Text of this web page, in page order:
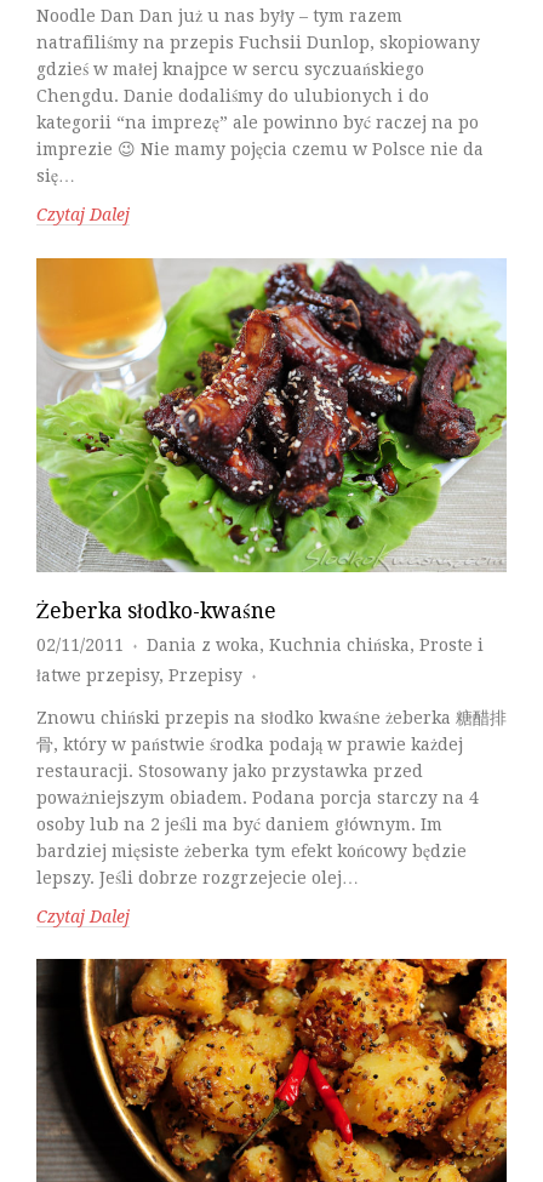
Noodle Dan Dan już u nas były – tym razem
natrafiliśmy na przepis Fuchsii Dunlop, skopiowany
gdzieś w małej knajpce w sercu syczuańskiego
Chengdu. Danie dodaliśmy do ulubionych i do
kategorii “na imprezę” ale powinno być raczej na po
imprezie 😉 Nie mamy pojęcia czemu w Polsce nie da
się…
Czytaj Dalej
Żeberka słodko-kwaśne
02/11/2011 ♦ Dania z woka, Kuchnia chińska, Proste i
łatwe przepisy, Przepisy ♦
Znowu chiński przepis na słodko kwaśne żeberka 糖醋排
骨, który w państwie środka podają w prawie każdej
restauracji. Stosowany jako przystawka przed
poważniejszym obiadem. Podana porcja starczy na 4
osoby lub na 2 jeśli ma być daniem głównym. Im
bardziej mięsiste żeberka tym efekt końcowy będzie
lepszy. Jeśli dobrze rozgrzejecie olej…
Czytaj Dalej